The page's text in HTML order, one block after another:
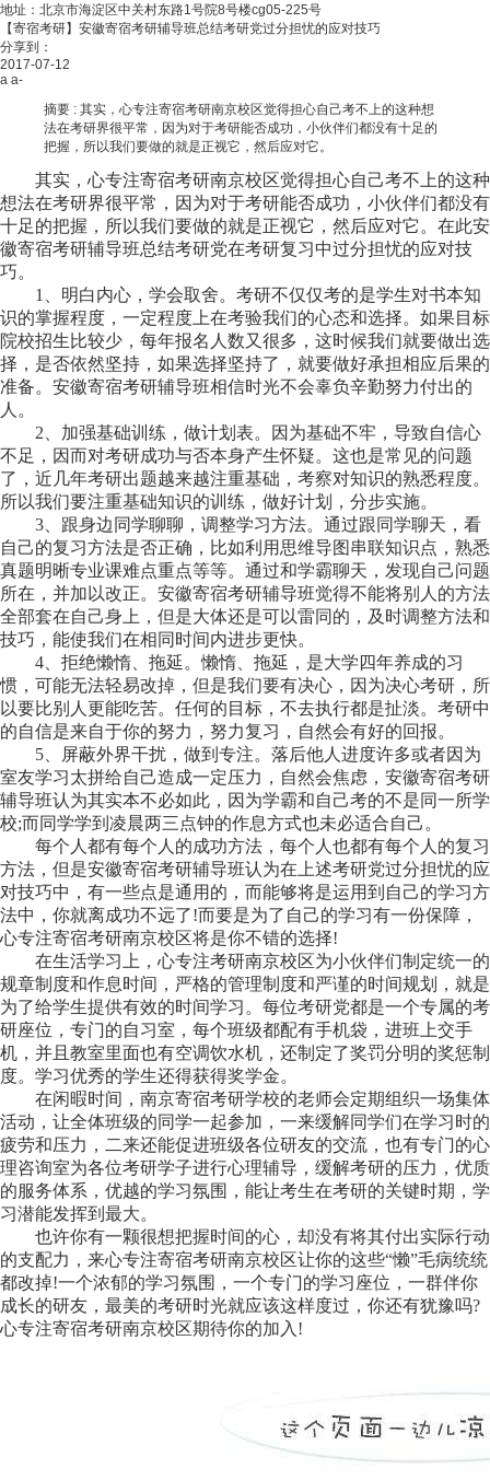
地址：北京市海淀区中关村东路1号院8号楼cg05-225号
【寄宿考研】安徽寄宿考研辅导班总结考研党过分担忧的应对技巧
分享到：
2017-07-12
a a-
摘要 : 其实，心专注寄宿考研南京校区觉得担心自己考不上的这种想
法在考研界很平常，因为对于考研能否成功，小伙伴们都没有十足的
把握，所以我们要做的就是正视它，然后应对它。
其实，心专注寄宿考研南京校区觉得担心自己考不上的这种
想法在考研界很平常，因为对于考研能否成功，小伙伴们都没有
十足的把握，所以我们要做的就是正视它，然后应对它。在此安
徽寄宿考研辅导班总结考研党在考研复习中过分担忧的应对技
巧。
1、明白内心，学会取舍。考研不仅仅考的是学生对书本知
识的掌握程度，一定程度上在考验我们的心态和选择。如果目标
院校招生比较少，每年报名人数又很多，这时候我们就要做出选
择，是否依然坚持，如果选择坚持了，就要做好承担相应后果的
准备。安徽寄宿考研辅导班相信时光不会辜负辛勤努力付出的
人。
2、加强基础训练，做计划表。因为基础不牢，导致自信心
不足，因而对考研成功与否本身产生怀疑。这也是常见的问题
了，近几年考研出题越来越注重基础，考察对知识的熟悉程度。
所以我们要注重基础知识的训练，做好计划，分步实施。
3、跟身边同学聊聊，调整学习方法。通过跟同学聊天，看
自己的复习方法是否正确，比如利用思维导图串联知识点，熟悉
真题明晰专业课难点重点等等。通过和学霸聊天，发现自己问题
所在，并加以改正。安徽寄宿考研辅导班觉得不能将别人的方法
全部套在自己身上，但是大体还是可以雷同的，及时调整方法和
技巧，能使我们在相同时间内进步更快。
4、拒绝懒惰、拖延。懒惰、拖延，是大学四年养成的习
惯，可能无法轻易改掉，但是我们要有决心，因为决心考研，所
以要比别人更能吃苦。任何的目标，不去执行都是扯淡。考研中
的自信是来自于你的努力，努力复习，自然会有好的回报。
5、屏蔽外界干扰，做到专注。落后他人进度许多或者因为
室友学习太拼给自己造成一定压力，自然会焦虑，安徽寄宿考研
辅导班认为其实本不必如此，因为学霸和自己考的不是同一所学
校;而同学学到凌晨两三点钟的作息方式也未必适合自己。
每个人都有每个人的成功方法，每个人也都有每个人的复习
方法，但是安徽寄宿考研辅导班认为在上述考研党过分担忧的应
对技巧中，有一些点是通用的，而能够将是运用到自己的学习方
法中，你就离成功不远了!而要是为了自己的学习有一份保障，
心专注寄宿考研南京校区将是你不错的选择!
在生活学习上，心专注考研南京校区为小伙伴们制定统一的
规章制度和作息时间，严格的管理制度和严谨的时间规划，就是
为了给学生提供有效的时间学习。每位考研党都是一个专属的考
研座位，专门的自习室，每个班级都配有手机袋，进班上交手
机，并且教室里面也有空调饮水机，还制定了奖罚分明的奖惩制
度。学习优秀的学生还得获得奖学金。
在闲暇时间，南京寄宿考研学校的老师会定期组织一场集体
活动，让全体班级的同学一起参加，一来缓解同学们在学习时的
疲劳和压力，二来还能促进班级各位研友的交流，也有专门的心
理咨询室为各位考研学子进行心理辅导，缓解考研的压力，优质
的服务体系，优越的学习氛围，能让考生在考研的关键时期，学
习潜能发挥到最大。
也许你有一颗很想把握时间的心，却没有将其付出实际行动
的支配力，来心专注寄宿考研南京校区让你的这些“懒”毛病统统
都改掉!一个浓郁的学习氛围，一个专门的学习座位，一群伴你
成长的研友，最美的考研时光就应该这样度过，你还有犹豫吗?
心专注寄宿考研南京校区期待你的加入!